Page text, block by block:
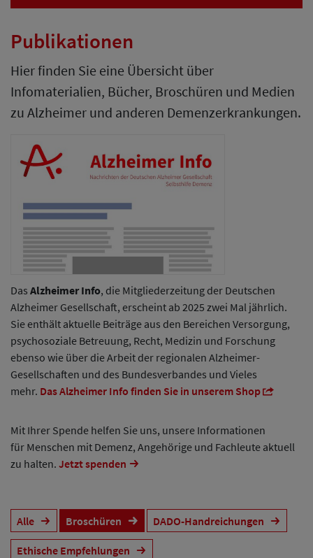
Publikationen
Hier finden Sie eine Übersicht über
Infomaterialien, Bücher, Broschüren und Medien
zu Alzheimer und anderen Demenzerkrankungen.
Das Alzheimer Info, die Mitgliederzeitung der Deutschen
Alzheimer Gesellschaft, erscheint ab 2025 zwei Mal jährlich.
Sie enthält aktuelle Beiträge aus den Bereichen Versorgung,
psychosoziale Betreuung, Recht, Medizin und Forschung
ebenso wie über die Arbeit der regionalen Alzheimer-
Gesellschaften und des Bundesverbandes und Vieles
mehr. Das Alzheimer Info finden Sie in unserem Shop
Mit Ihrer Spende helfen Sie uns, unsere Informationen
für Menschen mit Demenz, Angehörige und Fachleute aktuell
zu halten. Jetzt spenden
Alle Broschüren DADO-Handreichungen
Ethische Empfehlungen